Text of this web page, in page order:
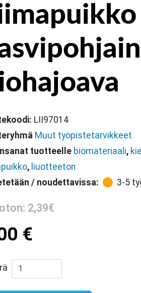
LII97014
Muut työpistetarvikkeet
tuotteelle biomateriaali,
, liuotteeton
/ noudettavissa:
3-5
2,39€
€
Liimapuikko kasvipohjainen